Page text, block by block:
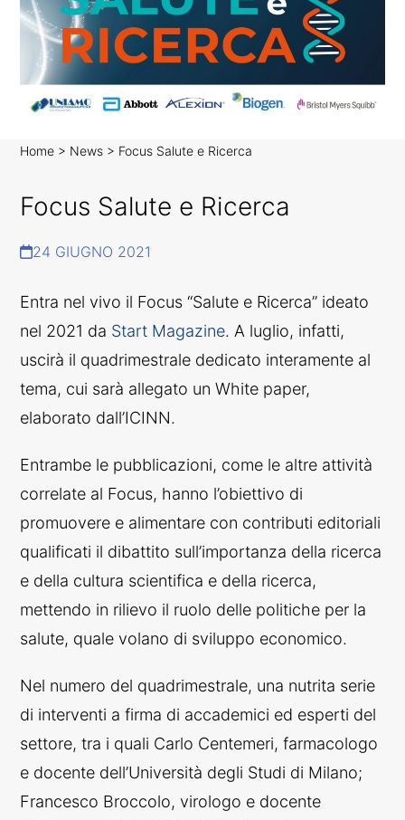
Home > News > Focus Salute e Ricerca
Focus Salute e Ricerca
24 GIUGNO 2021
Entra nel vivo il Focus “Salute e Ricerca” ideato
nel 2021 da Start Magazine. A luglio, infatti,
uscirà il quadrimestrale dedicato interamente al
tema, cui sarà allegato un White paper,
elaborato dall’ICINN.
Entrambe le pubblicazioni, come le altre attività
correlate al Focus, hanno l’obiettivo di
promuovere e alimentare con contributi editoriali
qualificati il dibattito sull’importanza della ricerca
e della cultura scientifica e della ricerca,
mettendo in rilievo il ruolo delle politiche per la
salute, quale volano di sviluppo economico.
Nel numero del quadrimestrale, una nutrita serie
di interventi a firma di accademici ed esperti del
settore, tra i quali Carlo Centemeri, farmacologo
e docente dell’Università degli Studi di Milano;
Francesco Broccolo, virologo e docente